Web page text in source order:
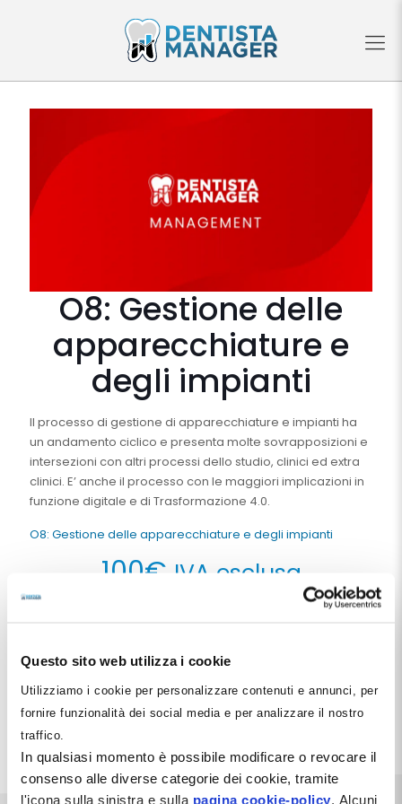
Questo sito web utilizza i cookie
Utilizziamo i cookie per personalizzare contenuti e annunci, per
fornire funzionalità dei social media e per analizzare il nostro
traffico.
In qualsiasi momento è possibile modificare o revocare il
consenso alle diverse categorie dei cookie, tramite
l'icona sulla sinistra e sulla pagina cookie-policy . Alcuni
O8: Gestione delle
apparecchiature e
degli impianti
Il processo di gestione di apparecchiature e impianti ha
un andamento ciclico e presenta molte sovrapposizioni e
intersezioni con altri processi dello studio, clinici ed extra
clinici. E’ anche il processo con le maggiori implicazioni in
funzione digitale e di Trasformazione 4.0.
O8: Gestione delle apparecchiature e degli impianti
100€ IVA esclusa
Condividi